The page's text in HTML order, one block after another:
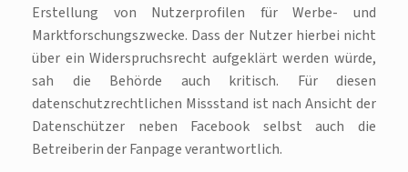
Erstellung von Nutzerprofilen für Werbe- und
Marktforschungszwecke. Dass der Nutzer hierbei nicht
über ein Widerspruchsrecht aufgeklärt werden würde,
sah die Behörde auch kritisch. Für diesen
datenschutzrechtlichen Missstand ist nach Ansicht der
Datenschützer neben Facebook selbst auch die
Betreiberin der Fanpage verantwortlich.